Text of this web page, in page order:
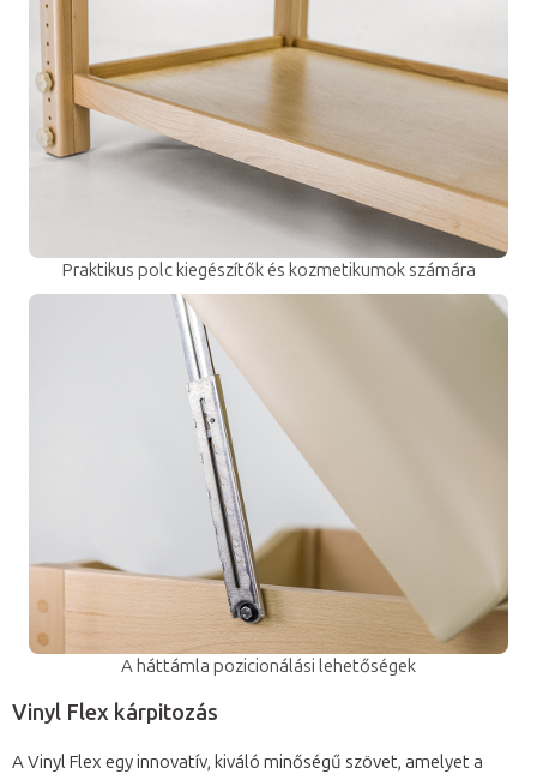
Praktikus polc kiegészítők és kozmetikumok számára
A háttámla pozicionálási lehetőségek
Vinyl Flex kárpitozás
A Vinyl Flex egy innovatív, kiváló minőségű szövet, amelyet a